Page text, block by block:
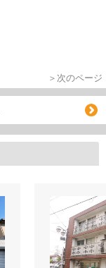
＞次のページ